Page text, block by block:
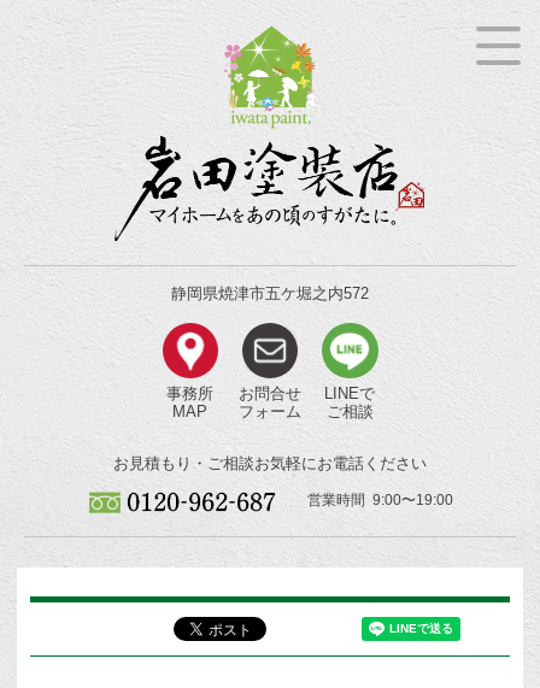
静岡県焼津市五ケ堀之内572
事務所
MAP
お問合せ
フォーム
LINEで
ご相談
お見積もり・ご相談お気軽にお電話ください
営業時間 9:00〜19:00